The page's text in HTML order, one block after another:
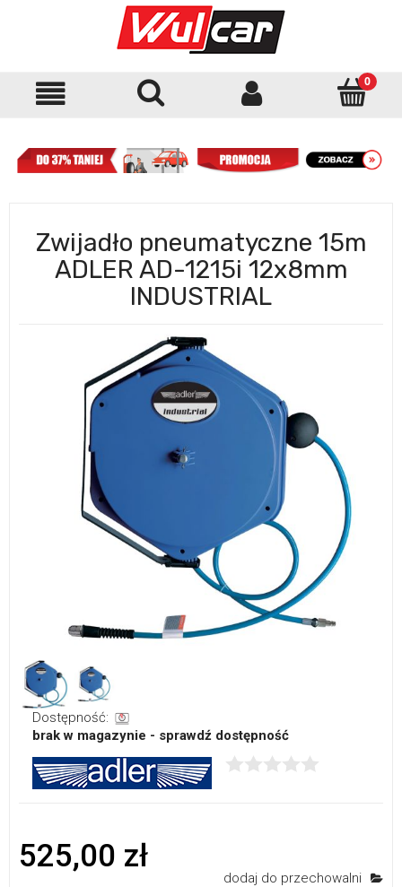
Zwijadło pneumatyczne 15m
ADLER AD-1215i 12x8mm
INDUSTRIAL
Dostępność:
brak w magazynie - sprawdź dostępność
525,00 zł
dodaj do przechowalni